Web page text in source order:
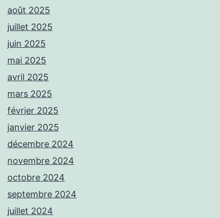
août 2025
juillet 2025
juin 2025
mai 2025
avril 2025
mars 2025
février 2025
janvier 2025
décembre 2024
novembre 2024
octobre 2024
septembre 2024
juillet 2024